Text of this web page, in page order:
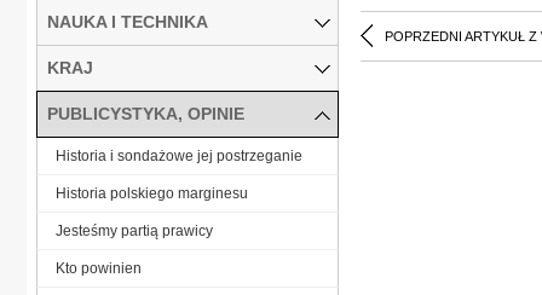
POPRZEDNI ARTYKUŁ Z
NAUKA I TECHNIKA
KRAJ
PUBLICYSTYKA, OPINIE
Historia i sondażowe jej postrzeganie
Historia polskiego marginesu
Jesteśmy partią prawicy
Kto powinien